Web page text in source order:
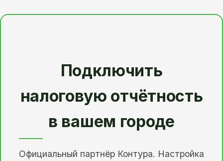
Подключить
налоговую отчётность
в вашем городе
Официальный партнёр Контура. Настройка